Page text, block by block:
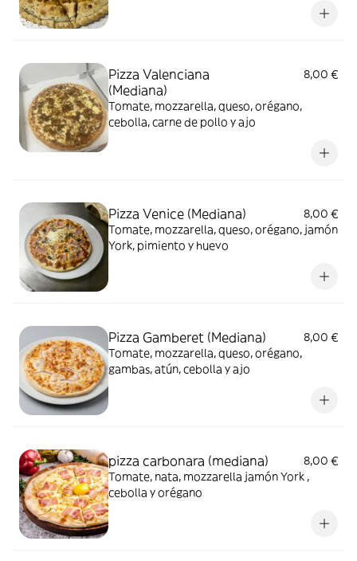
Pizza Valenciana
(Mediana)
8,00 €
Tomate, mozzarella, queso, orégano,
cebolla, carne de pollo y ajo
Pizza Venice (Mediana)
8,00 €
Tomate, mozzarella, queso, orégano, jamón
York, pimiento y huevo
Pizza Gamberet (Mediana)
8,00 €
Tomate, mozzarella, queso, orégano,
gambas, atún, cebolla y ajo
pizza carbonara (mediana)
8,00 €
Tomate, nata, mozzarella jamón York ,
cebolla y orégano